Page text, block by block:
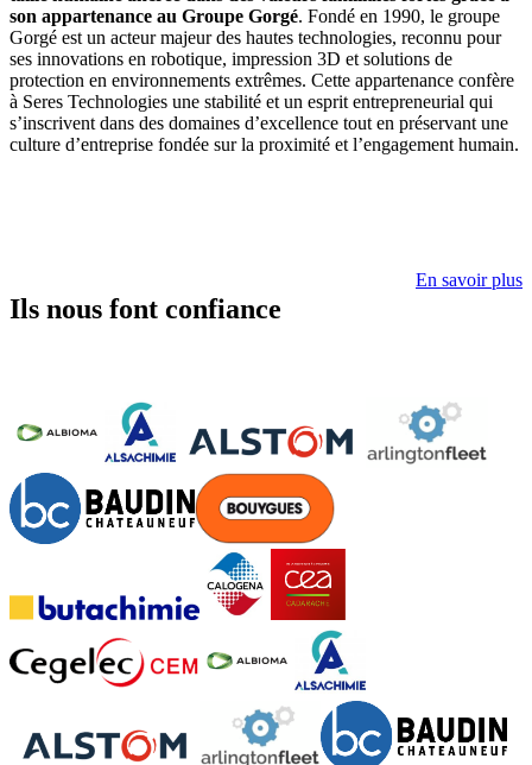
son appartenance au Groupe Gorgé. Fondé en 1990, le groupe
Gorgé est un acteur majeur des hautes technologies, reconnu pour
ses innovations en robotique, impression 3D et solutions de
protection en environnements extrêmes. Cette appartenance confère
à Seres Technologies une stabilité et un esprit entrepreneurial qui
s’inscrivent dans des domaines d’excellence tout en préservant une
culture d’entreprise fondée sur la proximité et l’engagement humain.
Ils nous font confiance
En savoir plus